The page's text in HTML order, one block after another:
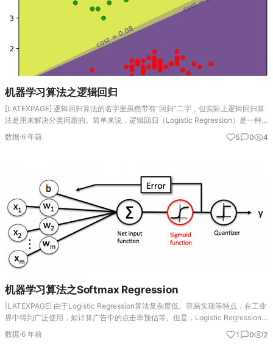
机器学习算法之逻辑回归
[LATEXPAGE] 逻辑回归算法的名字里虽然带有“回归”二字，但实际上逻辑回归算
法是用来解决分类问题的。简单来说，逻辑回归（Logistic Regression）是一种
用于解决二分类（0 or 1）问题的机器学习方法，用于估计某种事物…
数据·6 年前 5 0 4
机器学习算法之Softmax Regression
[LATEXPAGE] 由于Logistic Regression算法复杂度低、容易实现等特点，在工业
界中得到广泛使用，如计算广告中的点击率预估等。但是，Logistic Regression
算法主要是用于处理二分类问题，若需要处理的是多分…
数据·6 年前 1 0 2